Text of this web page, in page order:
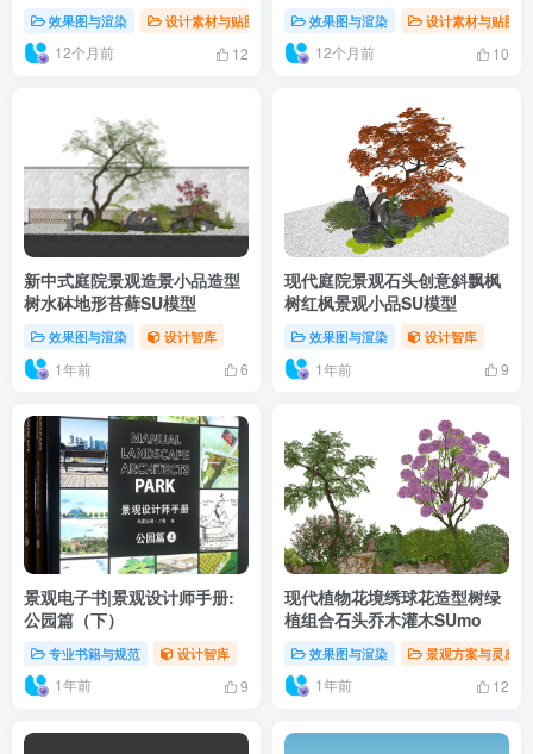
效果图与渲染 设计素材与贴图 设计智库
12个月前 12
效果图与渲染 设计素材与贴图
12个月前 10
新中式庭院景观造景小品造型
树水砵地形苔藓SU模型
效果图与渲染 设计智库
1年前 6
现代庭院景观石头创意斜飘枫
树红枫景观小品SU模型
效果图与渲染 设计智库
1年前 9
景观电子书|景观设计师手册:
公园篇（下）
专业书籍与规范 设计智库
1年前 9
现代植物花境绣球花造型树绿
植组合石头乔木灌木SUmo
效果图与渲染 景观方案与灵感
1年前 12